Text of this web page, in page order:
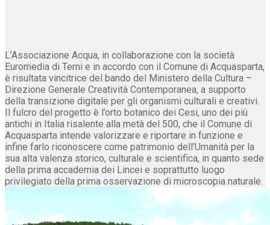
L’Associazione Acqua, in collaborazione con la società
Euromedia di Terni e in accordo con il Comune di Acquasparta,
è risultata vincitrice del bando del Ministero della Cultura –
Direzione Generale Creatività Contemporanea, a supporto
della transizione digitale per gli organismi culturali e creativi.
Il fulcro del progetto è l’orto botanico dei Cesi, uno dei più
antichi in Italia risalente alla metà del 500, che il Comune di
Acquasparta intende valorizzare e riportare in funzione e
infine farlo riconoscere come patrimonio dell’Umanità per la
sua alta valenza storico, culturale e scientifica, in quanto sede
della prima accademia dei Lincei e soprattutto luogo
privilegiato della prima osservazione di microscopia naturale.